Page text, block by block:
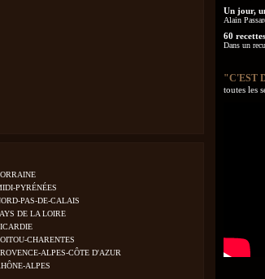
PYRÉNÉES
PAS-DE-CALAIS
DE LA LOIRE
CHARENTES
ALPES-CÔTE D'AZUR
ALPES
Un jour,
Alain
60
Dans un
"C'EST
toutes les